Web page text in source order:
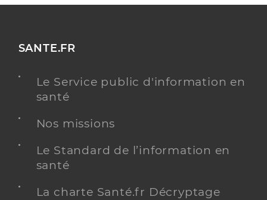
SANTE.FR
Le Service public d'information en
santé
Nos missions
Le Standard de l’information en
santé
La charte Santé.fr Décryptage